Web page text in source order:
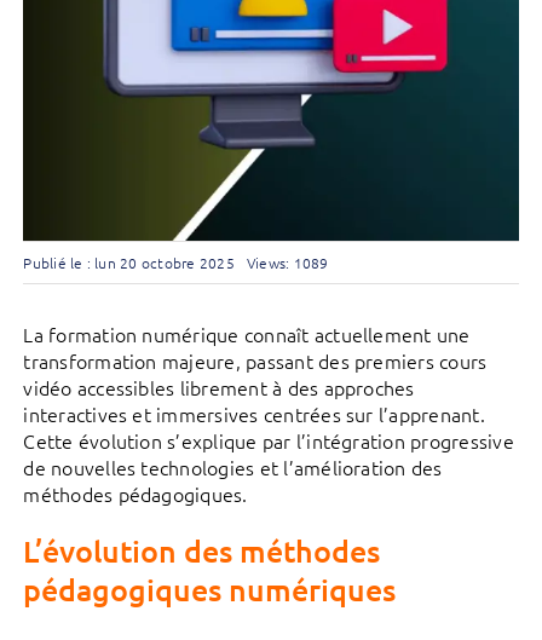
Publié le : lun 20 octobre 2025 Views: 1089
La formation numérique connaît actuellement une
transformation majeure, passant des premiers cours
vidéo accessibles librement à des approches
interactives et immersives centrées sur l’apprenant.
Cette évolution s’explique par l’intégration progressive
de nouvelles technologies et l’amélioration des
méthodes pédagogiques.
L’évolution des méthodes
pédagogiques numériques